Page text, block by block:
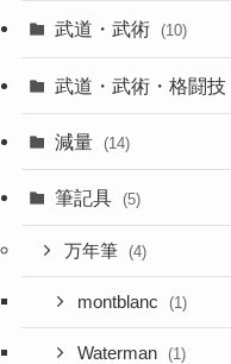
武道・武術 (10)
武道・武術・格闘技
減量 (14)
筆記具 (5)
万年筆 (4)
montblanc (1)
Waterman (1)